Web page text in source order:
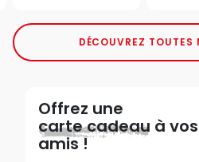
DÉCOUVREZ TOUTES
Offrez une
carte cadeau à vos
amis !